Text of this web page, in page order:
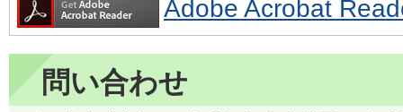
Adobe Acrobat
問い合わせ